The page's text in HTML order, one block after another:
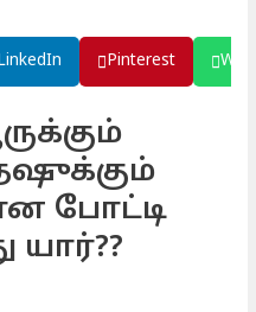
Pinterest
போட்டி